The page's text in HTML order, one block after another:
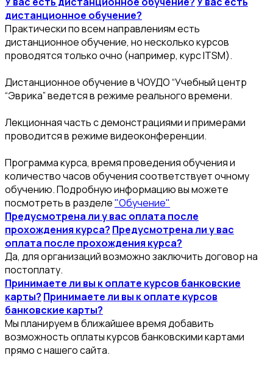
дистанционное обучение?
Практически по всем направлениям есть
дистанционное обучение, но несколько курсов
проводятся только очно (например, курс ITSM).
Дистанционное обучение в ЧОУДО “Учебный центр
“Эврика” ведется в режиме реального времени.
Лекционная часть с демонстрациями и примерами
проводится в режиме видеоконференции.
Программа курса, время проведения обучения и
количество часов обучения соответствует очному
обучению. Подробную информацию вы можете
посмотреть в разделе"Обучение"
Предусмотрена ли у вас оплата после
прохождения курса? Предусмотрена ли у вас
оплата после прохождения курса?
Да, для организаций возможно заключить договор на
постоплату.
Принимаете ли вы к оплате курсов банковские
карты? Принимаете ли вы к оплате курсов
банковские карты?
Мы планируем в ближайшее время добавить
возможность оплаты курсов банковскими картами
прямо с нашего сайта.